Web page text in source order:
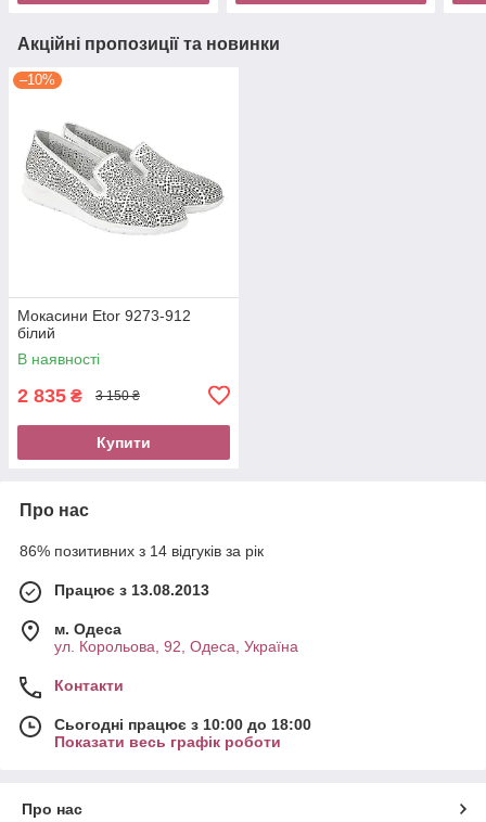
Акційні пропозиції та новинки
–10%
Мокасини Etor 9273-912
білий
В наявності
2 835 ₴ 3 150 ₴
Купити
Про нас
86% позитивних з 14 відгуків за рік
Працює з 13.08.2013
м. Одеса
ул. Корольова, 92, Одеса, Україна
Контакти
Сьогодні працює з 10:00 до 18:00
Показати весь графік роботи
Про нас